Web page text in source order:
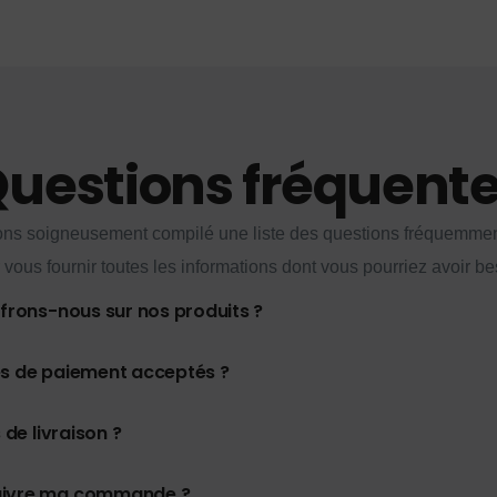
soigneusement compilé une liste des questions
vous fournir toutes les informations dont vous pourriez avoir
nous sur nos produits ?
de paiement acceptés ?
livraison ?